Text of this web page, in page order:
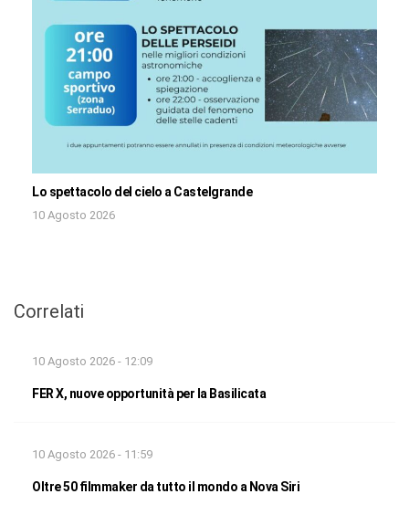
Lo spettacolo del cielo a Castelgrande
10 Agosto 2026
Correlati
10 Agosto 2026 - 12:09
FER X, nuove opportunità per la Basilicata
10 Agosto 2026 - 11:59
Oltre 50 filmmaker da tutto il mondo a Nova Siri